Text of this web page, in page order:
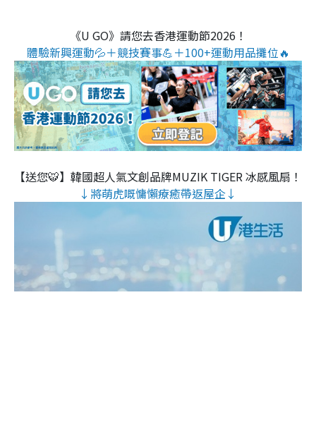
《U GO》請您去香港運動節2026！
體驗新興運動💦＋競技賽事💪＋100+運動用品攤位🔥
【送您🐯】韓國超人氣文創品牌MUZIK TIGER 冰感風扇！
↓將萌虎嘅慵懶療癒帶返屋企↓